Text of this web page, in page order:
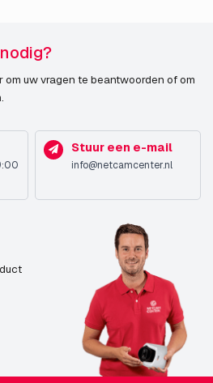
uw vragen te beantwoorden of om
Stuur een e-mail
info@netcamcenter.nl